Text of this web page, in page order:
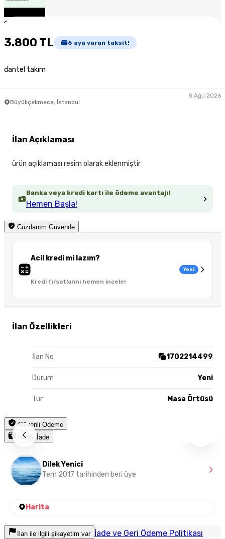
1
3.800 TL 6 aya varan taksit!
dantel takım
Büyükçekmece, İstanbul
8 Ağu 2026
Banka veya kredi kartı ile ödeme avantajı!
Hemen Başla!
Cüzdanım Güvende
Acil kredi mi lazım?
Kredi fırsatlarını hemen incele!
Yeni
İlan Özellikleri
İlan No 1702214499
Durum Yeni
Tür Masa Örtüsü
Güvenli Ödeme
Kolay İade
İlan Açıklaması
ürün açıklaması resim olarak eklenmiştir
Dilek Yenici
Tem 2017 tarihinden beri üye
Harita
İlan ile ilgili şikayetim var İade ve Geri Ödeme Politikası